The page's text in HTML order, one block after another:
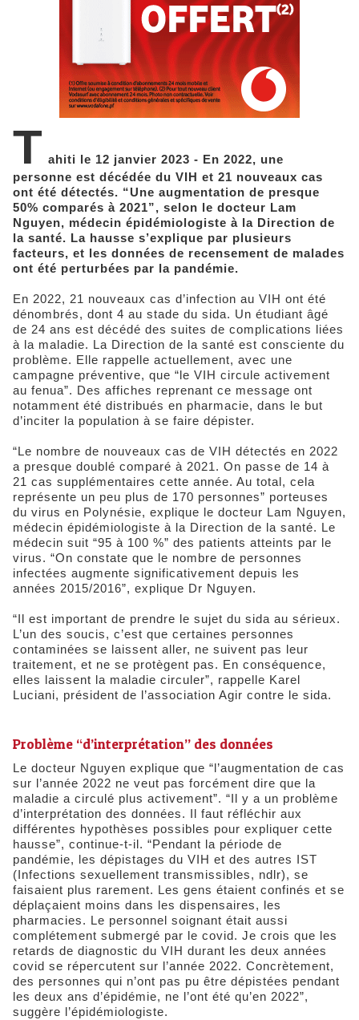
T ahiti le 12 janvier 2023 - En 2022, une
personne est décédée du VIH et 21 nouveaux cas
ont été détectés. “Une augmentation de presque
50% comparés à 2021”, selon le docteur Lam
Nguyen, médecin épidémiologiste à la Direction de
la santé. La hausse s’explique par plusieurs
facteurs, et les données de recensement de malades
ont été perturbées par la pandémie.
En 2022, 21 nouveaux cas d’infection au VIH ont été
dénombrés, dont 4 au stade du sida. Un étudiant âgé
de 24 ans est décédé des suites de complications liées
à la maladie. La Direction de la santé est consciente du
problème. Elle rappelle actuellement, avec une
campagne préventive, que “le VIH circule activement
au fenua”. Des affiches reprenant ce message ont
notamment été distribués en pharmacie, dans le but
d’inciter la population à se faire dépister.
“Le nombre de nouveaux cas de VIH détectés en 2022
a presque doublé comparé à 2021. On passe de 14 à
21 cas supplémentaires cette année. Au total, cela
représente un peu plus de 170 personnes” porteuses
du virus en Polynésie, explique le docteur Lam Nguyen,
médecin épidémiologiste à la Direction de la santé. Le
médecin suit “95 à 100 %” des patients atteints par le
virus. “On constate que le nombre de personnes
infectées augmente significativement depuis les
années 2015/2016”, explique Dr Nguyen.
“Il est important de prendre le sujet du sida au sérieux.
L’un des soucis, c’est que certaines personnes
contaminées se laissent aller, ne suivent pas leur
traitement, et ne se protègent pas. En conséquence,
elles laissent la maladie circuler”, rappelle Karel
Luciani, président de l’association Agir contre le sida.
Problème “d’interprétation” des données
Le docteur Nguyen explique que “l’augmentation de cas
sur l’année 2022 ne veut pas forcément dire que la
maladie a circulé plus activement”. “Il y a un problème
d’interprétation des données. Il faut réfléchir aux
différentes hypothèses possibles pour expliquer cette
hausse”, continue-t-il. “Pendant la période de
pandémie, les dépistages du VIH et des autres IST
(Infections sexuellement transmissibles, ndlr), se
faisaient plus rarement. Les gens étaient confinés et se
déplaçaient moins dans les dispensaires, les
pharmacies. Le personnel soignant était aussi
complétement submergé par le covid. Je crois que les
retards de diagnostic du VIH durant les deux années
covid se répercutent sur l’année 2022. Concrètement,
des personnes qui n’ont pas pu être dépistées pendant
les deux ans d’épidémie, ne l’ont été qu’en 2022”,
suggère l’épidémiologiste.